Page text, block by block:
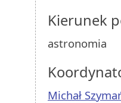
Kierunek
astronomia
Michał